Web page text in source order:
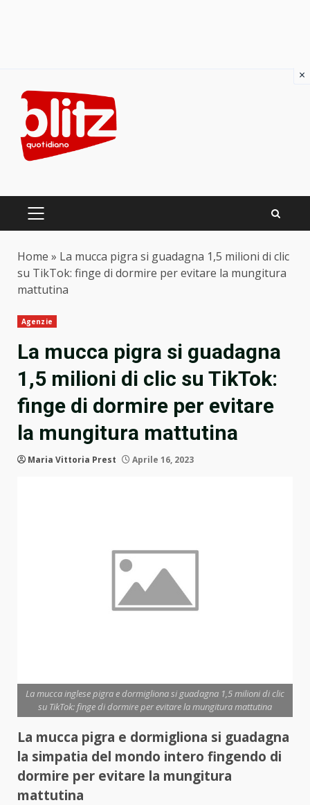
content
PRIMARY
Home » La mucca pigra si guadagna 1,5 milioni di clic
su TikTok: finge di dormire per evitare la mungitura
mattutina
Agenzie
La mucca pigra si guadagna
1,5 milioni di clic su TikTok:
finge di dormire per evitare
la mungitura mattutina
Maria Vittoria Prest Aprile 16, 2023
La mucca inglese pigra e dormigliona si guadagna 1,5 milioni di clic
su TikTok: finge di dormire per evitare la mungitura mattutina
La mucca pigra e dormigliona si guadagna
la simpatia del mondo intero fingendo di
dormire per evitare la mungitura
mattutina
×